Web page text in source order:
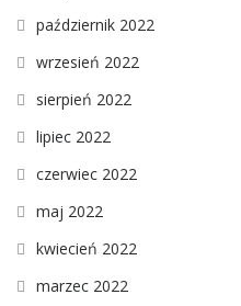
październik 2022
wrzesień 2022
sierpień 2022
lipiec 2022
czerwiec 2022
maj 2022
kwiecień 2022
marzec 2022